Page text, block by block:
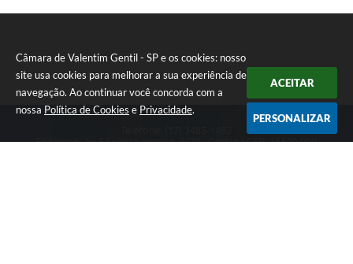
Câmara de Valentim Gentil - SP e os cookies: nosso
site usa cookies para melhorar a sua experiência de
navegação. Ao continuar você concorda com a
nossa Política de Cookies e Privacidade.
ACEITAR
PERSONALIZAR
Endereço: Av: Eduardo Vicente, 5/20 - Centro | CEP: 15520-000